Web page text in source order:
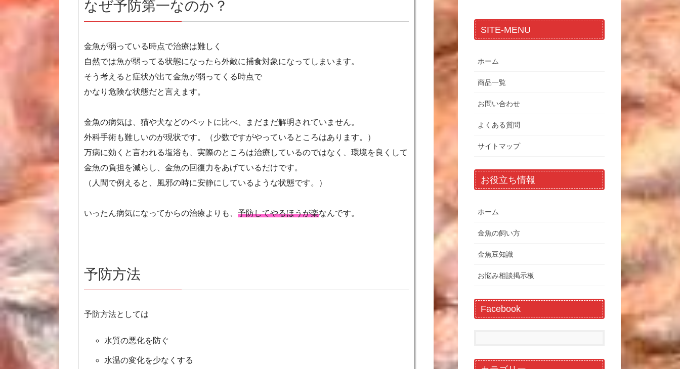
なぜ予防第一なのか？
金魚が弱っている時点で治療は難しく
自然では魚が弱ってる状態になったら外敵に捕食対象になってしまいます。
そう考えると症状が出て金魚が弱ってくる時点で
かなり危険な状態だと言えます。
金魚の病気は、猫や犬などのペットに比べ、まだまだ解明されていません。
外科手術も難しいのが現状です。（少数ですがやっているところはあります。）
万病に効くと言われる塩浴も、実際のところは治療しているのではなく、環境を良くして
金魚の負担を減らし、金魚の回復力をあげているだけです。
（人間で例えると、風邪の時に安静にしているような状態です。）
いったん病気になってからの治療よりも、予防してやるほうが楽なんです。
予防方法
予防方法としては
水質の悪化を防ぐ
水温の変化を少なくする
SITE-MENU
ホーム
商品一覧
お問い合わせ
よくある質問
サイトマップ
お役立ち情報
ホーム
金魚の飼い方
金魚豆知識
お悩み相談掲示板
Facebook